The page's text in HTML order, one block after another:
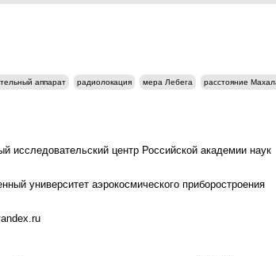
аппарат радиолокация мера Лебега расстояние
исследовательский центр Российской академии наук
университет аэрокосмического приборостроения